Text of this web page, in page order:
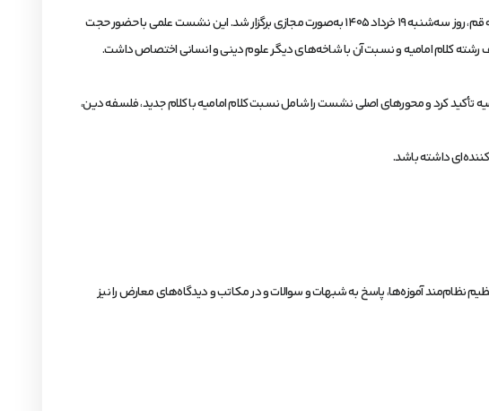
وبینار «آشنایی با رشته کلام امامیه» به همت مرکز تخصصی معارف اهل‌بیت علیهم‌السلام و در آستانه آغاز فرآیند پذیرش مراکز تخصصی حوزه علمیه قم، روز سه‌شنبه ۱۹ خرداد ۱۴۰۵ به‌صورت مجازی برگزار شد. این نشست علمی با حضور حجت
رشته کلام امامیه و نسبت آن با شاخه‌های دیگر علوم دینی و انسانی اختصاص داشت.
تأکید کرد و محورهای اصلی نشست را شامل نسبت کلام امامیه با کلام جدید، فلسفه دین،
داشته باشد.
نظام‌مند آموزه‌ها، پاسخ به شبهات و سوالات و در مکاتب و دیدگاه‌های معارض را نیز